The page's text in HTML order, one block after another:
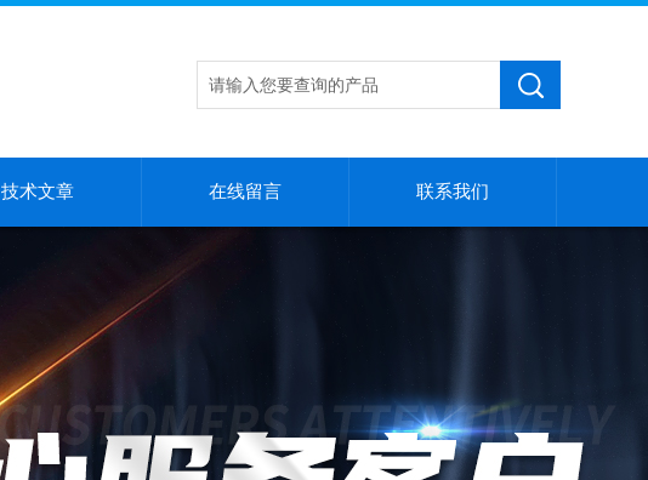
技术文章 在线留言 联系我们